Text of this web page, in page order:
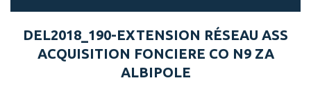
DEL2018_190-EXTENSION RÉSEAU ASS
ACQUISITION FONCIERE CO N9 ZA
ALBIPOLE